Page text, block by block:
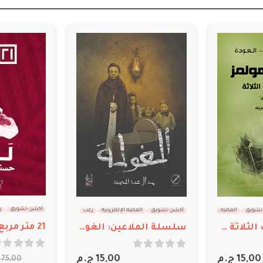
رعب
سلسلة الملاعين: الغولة
15,00 ج.م
-33%
أكشن-تشويق , رعب , روايات قصيرة
21 متر مربع – لذه
50,00 ج.م
أكشن-تشويق ,
225,00